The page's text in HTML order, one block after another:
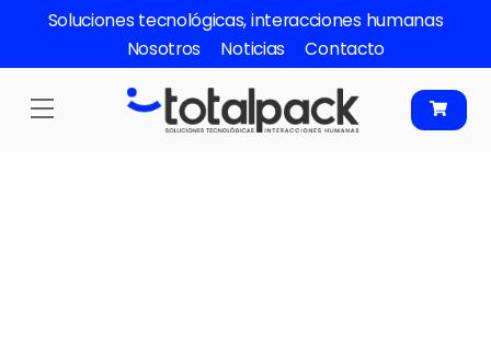
content
Soluciones tecnológicas, interacciones humanas
Nosotros
Noticias Contacto
Menu